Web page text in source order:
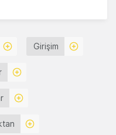
Girişim